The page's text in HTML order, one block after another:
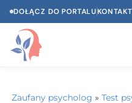
DOŁĄCZ DO PORTALUKONTAKT
Zaufany psycholog » Test